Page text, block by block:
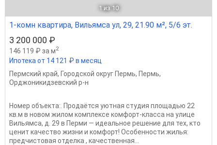
1 из 10
1-комн квартира, Вильямса ул, 29, 21.90 м², 5/6 эт.
3 200 000 ₽
146 119 ₽ за м2
Ипотека от 14 121 ₽ в месяц
Пермский край, Городской округ Пермь, Пермь,
Орджоникидзевский р-н
Номер объекта:. Продаётся уютная студия площадью 22
кв.м в новом жилом комплексе комфорт-класса на улице
Вильямса, д. 29 в Перми — идеальное решение для тех, кто
ценит качество жизни и комфорт! Особенности жилья:
предчистовая отделка , качественная...